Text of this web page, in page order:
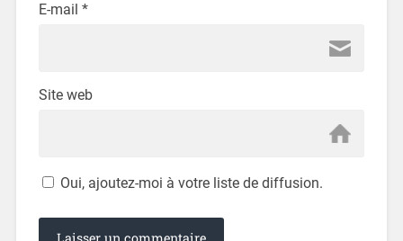
E-mail *
Site web
Oui, ajoutez-moi à votre liste de diffusion.